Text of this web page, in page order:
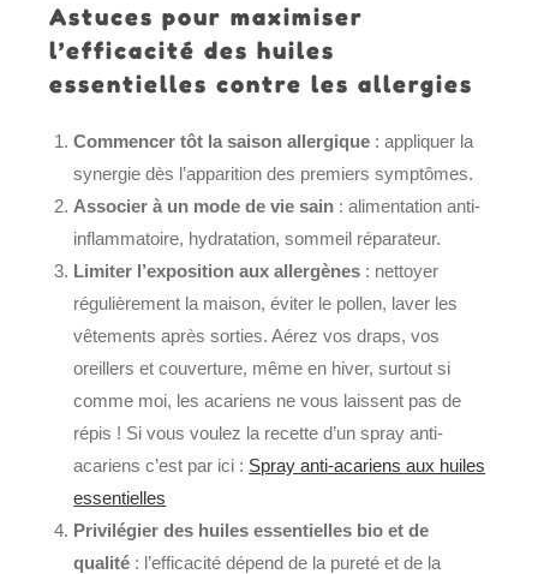
Astuces pour maximiser
l’efficacité des huiles
essentielles contre les allergies
Commencer tôt la saison allergique : appliquer la
synergie dès l’apparition des premiers symptômes.
Associer à un mode de vie sain : alimentation anti-
inflammatoire, hydratation, sommeil réparateur.
Limiter l’exposition aux allergènes : nettoyer
régulièrement la maison, éviter le pollen, laver les
vêtements après sorties. Aérez vos draps, vos
oreillers et couverture, même en hiver, surtout si
comme moi, les acariens ne vous laissent pas de
répis ! Si vous voulez la recette d’un spray anti-
acariens c’est par ici : Spray anti-acariens aux huiles
essentielles
Privilégier des huiles essentielles bio et de
qualité : l’efficacité dépend de la pureté et de la